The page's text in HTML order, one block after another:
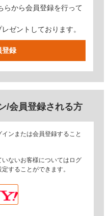
/会員登録される方
ンまたは会員登録すること
ないお客様についてはログ
することができます。
らから会員登録を行って
ゼントしております。